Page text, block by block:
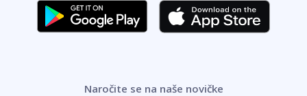
Naročite se na naše novičke